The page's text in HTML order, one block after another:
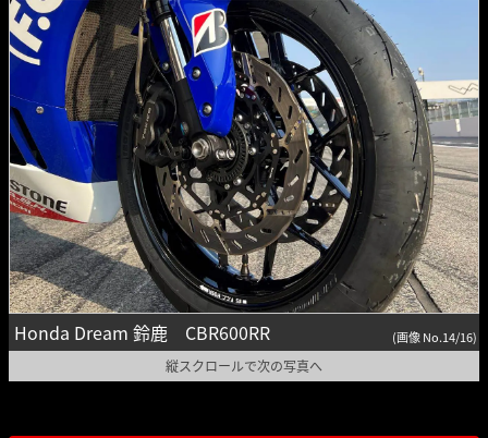
Honda Dream 鈴鹿 CBR600RR (画像 No.14/16)
縦スクロールで次の写真へ